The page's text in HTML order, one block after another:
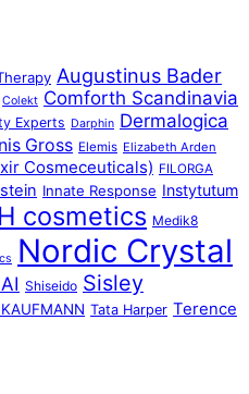
Augustinus Bader
Colekt Comforth Scandinavia
Experts Darphin Dermalogica
Gross Elemis Elizabeth Arden
Cosmeceuticals) FILORGA
Innate Response Instytutum
cosmetics Medik8
Nordic Crystal
Shiseido Sisley
Tata Harper Terence